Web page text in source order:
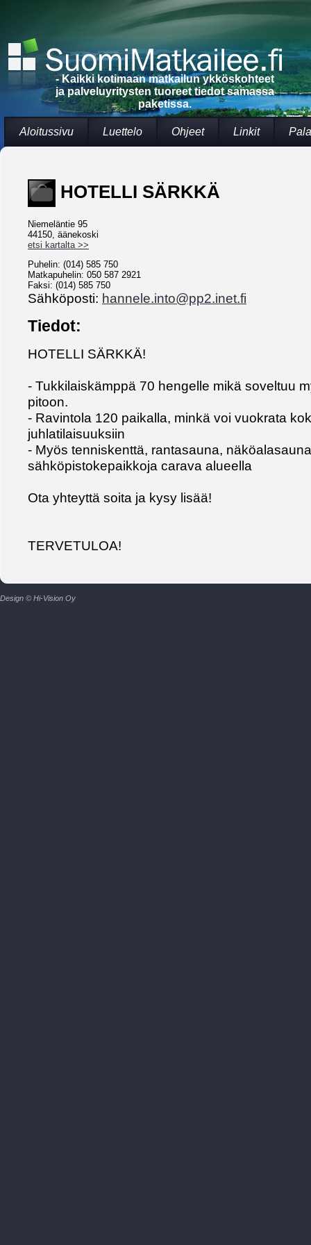
- Kaikki kotimaan matkailun ykköskohteet
ja palveluyritysten tuoreet tiedot samassa
paketissa.
Aloitussivu Luettelo Ohjeet Linkit
HOTELLI SÄRKKÄ
Niemeläntie 95
44150, äänekoski
etsi kartalta >>
Puhelin: (014) 585 750
Matkapuhelin: 050 587 2921
Faksi: (014) 585 750
Sähköposti: hannele.into@pp2.inet.fi
Tiedot:
HOTELLI SÄRKKÄ!
- Tukkilaiskämppä 70 hengelle mikä soveltuu
pitoon.
- Ravintola 120 paikalla, minkä voi vuokrata
juhlatilaisuuksiin
- Myös tenniskenttä, rantasauna,
sähköpistokepaikkoja carava alueella
Ota yhteyttä soita ja kysy lisää!
TERVETULOA!
Design © Hi-Vision Oy